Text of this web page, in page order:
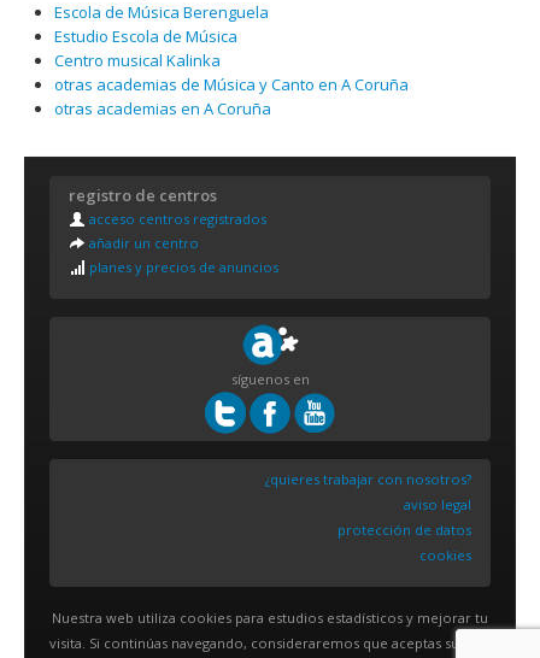
Escola de Música Berenguela
Estudio Escola de Música
Centro musical Kalinka
otras academias de Música y Canto en A Coruña
otras academias en A Coruña
registro de centros
acceso centros registrados
añadir un centro
planes y precios de anuncios
síguenos en
¿quieres trabajar con nosotros?
aviso legal
protección de datos
cookies
Nuestra web utiliza cookies para estudios estadísticos y mejorar tu
visita. Si continúas navegando, consideraremos que aceptas su uso.